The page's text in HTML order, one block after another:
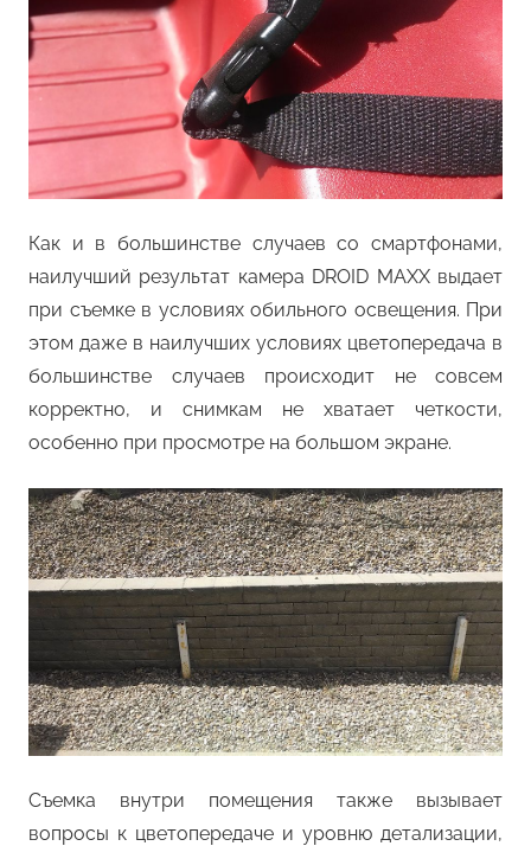
Как и в большинстве случаев со смартфонами,
наилучший результат камера DROID MAXX выдает
при съемке в условиях обильного освещения. При
этом даже в наилучших условиях цветопередача в
большинстве случаев происходит не совсем
корректно, и снимкам не хватает четкости,
особенно при просмотре на большом экране.
Съемка внутри помещения также вызывает
вопросы к цветопередаче и уровню детализации,